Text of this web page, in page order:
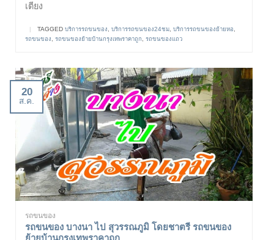
เตียง
| TAGGED บริการรถขนของ บริการรถขนของ24ชม บริการรถขนของย้ายหอ
รถขนของ
รถขนของย้ายบ้านกรุงเทพราคาถูก รถขนของแถว
20
ส.ค.
รถขนของ
รถขนของ บางนา ไป สุวรรณภูมิ โดยชาตรี รถขนของ
ย้ายบ้านกรุงเทพราคาถูก